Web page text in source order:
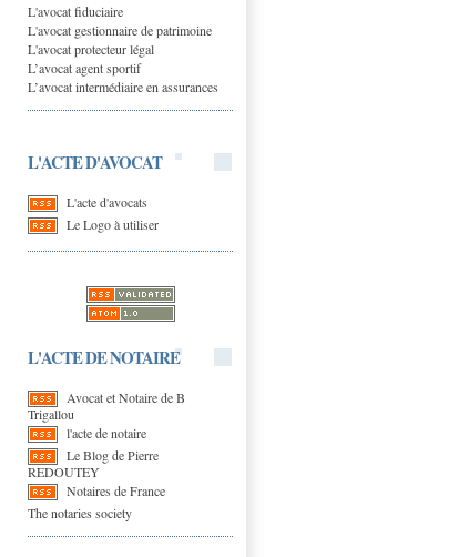
L'avocat fiduciaire
L'avocat gestionnaire de patrimoine
L'avocat protecteur légal
L’avocat agent sportif
L’avocat intermédiaire en assurances
L'ACTE D'AVOCAT
L'acte d'avocats
Le Logo à utiliser
L'ACTE DE NOTAIRE
Avocat et Notaire de B
Trigallou
l'acte de notaire
Le Blog de Pierre
REDOUTEY
Notaires de France
The notaries society